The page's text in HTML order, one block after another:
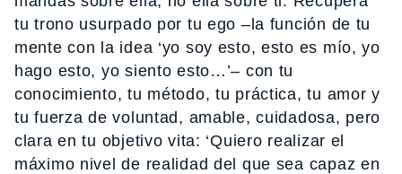
tu trono usurpado por tu ego –la función de tu
mente con la idea ‘yo soy esto, esto es mío, yo
hago esto, yo siento esto…’– con tu
conocimiento, tu método, tu práctica, tu amor y
tu fuerza de voluntad, amable, cuidadosa, pero
clara en tu objetivo vita: ‘Quiero realizar el
máximo nivel de realidad del que sea capaz en